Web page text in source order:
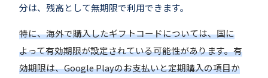
分は、残高として無期限で利用できます。
特に、海外で購入したギフトコードについては、国に
よって有効期限が設定されている可能性があります。有
効期限は、Google Playのお支払いと定期購入の項目か